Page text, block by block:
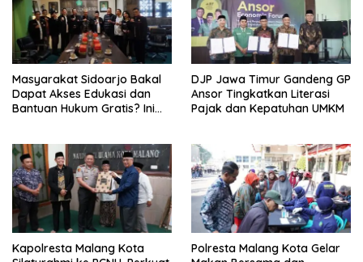
Masyarakat Sidoarjo Bakal
Dapat Akses Edukasi dan
Bantuan Hukum Gratis? Ini
DJP Jawa Timur Gandeng GP
Ansor Tingkatkan Literasi
Pajak dan Kepatuhan UMKM
Kapolresta Malang Kota
Polresta Malang Kota Gelar